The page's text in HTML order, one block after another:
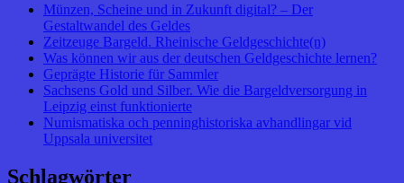
Münzen, Scheine und in Zukunft digital? – Der
Gestaltwandel des Geldes
Zeitzeuge Bargeld. Rheinische Geldgeschichte(n)
Was können wir aus der deutschen Geldgeschichte lernen?
Geprägte Historie für Sammler
Sachsens Gold und Silber. Wie die Bargeldversorgung in
Leipzig einst funktionierte
Numismatiska och penninghistoriska avhandlingar vid
Uppsala universitet
Schlagwörter